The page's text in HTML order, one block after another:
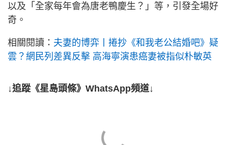
以及「全家每年會為唐老鴨慶生？」等，引發全場好
奇。
相關閱讀： 夫妻的博弈丨捲抄《和我老公結婚吧》疑
雲？網民列差異反擊 高海寧演患癌妻被指似朴敏英
↓追蹤《星島頭條》WhatsApp頻道↓